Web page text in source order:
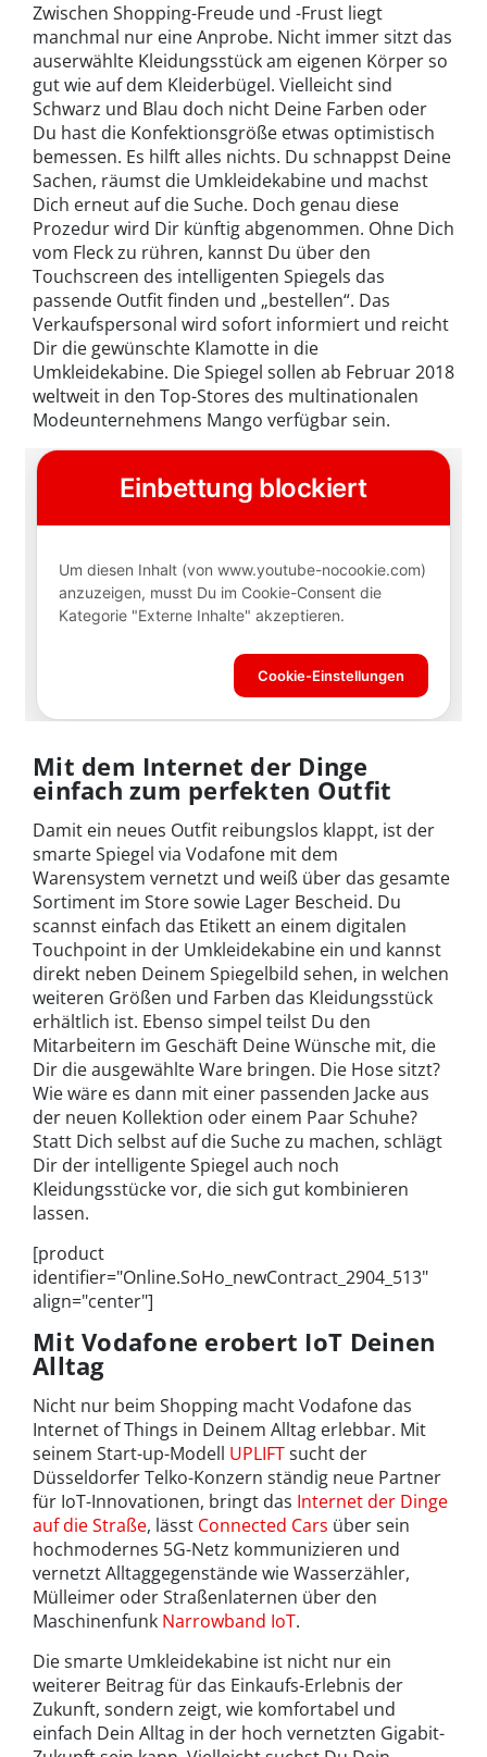
Zwischen Shopping-Freude und -Frust liegt
manchmal nur eine Anprobe. Nicht immer sitzt das
auserwählte Kleidungsstück am eigenen Körper so
gut wie auf dem Kleiderbügel. Vielleicht sind
Schwarz und Blau doch nicht Deine Farben oder
Du hast die Konfektionsgröße etwas optimistisch
bemessen. Es hilft alles nichts. Du schnappst Deine
Sachen, räumst die Umkleidekabine und machst
Dich erneut auf die Suche. Doch genau diese
Prozedur wird Dir künftig abgenommen. Ohne Dich
vom Fleck zu rühren, kannst Du über den
Touchscreen des intelligenten Spiegels das
passende Outfit finden und „bestellen“. Das
Verkaufspersonal wird sofort informiert und reicht
Dir die gewünschte Klamotte in die
Umkleidekabine. Die Spiegel sollen ab Februar 2018
weltweit in den Top-Stores des multinationalen
Modeunternehmens Mango verfügbar sein.
Mit dem Internet der Dinge
einfach zum perfekten Outfit
Damit ein neues Outfit reibungslos klappt, ist der
smarte Spiegel via Vodafone mit dem
Warensystem vernetzt und weiß über das gesamte
Sortiment im Store sowie Lager Bescheid. Du
scannst einfach das Etikett an einem digitalen
Touchpoint in der Umkleidekabine ein und kannst
direkt neben Deinem Spiegelbild sehen, in welchen
weiteren Größen und Farben das Kleidungsstück
erhältlich ist. Ebenso simpel teilst Du den
Mitarbeitern im Geschäft Deine Wünsche mit, die
Dir die ausgewählte Ware bringen. Die Hose sitzt?
Wie wäre es dann mit einer passenden Jacke aus
der neuen Kollektion oder einem Paar Schuhe?
Statt Dich selbst auf die Suche zu machen, schlägt
Dir der intelligente Spiegel auch noch
Kleidungsstücke vor, die sich gut kombinieren
lassen.
[product
identifier="Online.SoHo_newContract_2904_513"
align="center"]
Mit Vodafone erobert IoT Deinen
Alltag
Nicht nur beim Shopping macht Vodafone das
Internet of Things in Deinem Alltag erlebbar. Mit
seinem Start-up-Modell UPLIFTsucht der
Düsseldorfer Telko-Konzern ständig neue Partner
für IoT-Innovationen, bringt das Internet der Dinge
auf die Straße, lässt Connected Cars über sein
hochmodernes 5G-Netz kommunizieren und
vernetzt Alltaggegenstände wie Wasserzähler,
Mülleimer oder Straßenlaternen über den
Maschinenfunk Narrowband IoT.
Die smarte Umkleidekabine ist nicht nur ein
weiterer Beitrag für das Einkaufs-Erlebnis der
Zukunft, sondern zeigt, wie komfortabel und
einfach Dein Alltag in der hoch vernetzten Gigabit-